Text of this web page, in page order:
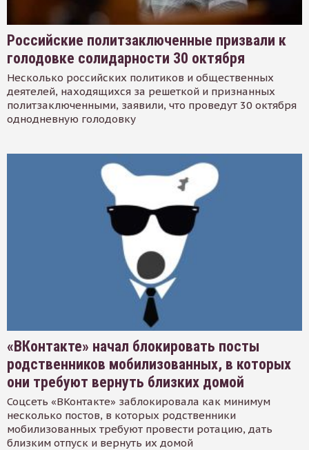
Российские политзаключенные призвали к
голодовке солидарности 30 октября
Несколько российских политиков и общественных
деятелей, находящихся за решеткой и признанных
политзаключенными, заявили, что проведут 30 октября
однодневную голодовку
«ВКонтакте» начал блокировать посты
родственников мобилизованных, в которых
они требуют вернуть близких домой
Соцсеть «ВКонтакте» заблокировала как минимум
несколько постов, в которых родственники
мобилизованных требуют провести ротацию, дать
близким отпуск и вернуть их домой